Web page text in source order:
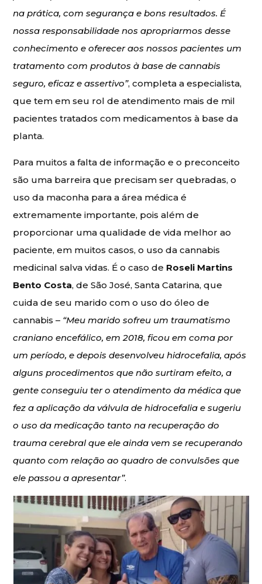
na prática, com segurança e bons resultados. É
nossa responsabilidade nos apropriarmos desse
conhecimento e oferecer aos nossos pacientes um
tratamento com produtos à base de cannabis
seguro, eficaz e assertivo”, completa a especialista,
que tem em seu rol de atendimento mais de mil
pacientes tratados com medicamentos à base da
planta.
Para muitos a falta de informação e o preconceito
são uma barreira que precisam ser quebradas, o
uso da maconha para a área médica é
extremamente importante, pois além de
proporcionar uma qualidade de vida melhor ao
paciente, em muitos casos, o uso da cannabis
medicinal salva vidas. É o caso de Roseli Martins
Bento Costa, de São José, Santa Catarina, que
cuida de seu marido com o uso do óleo de
cannabis – “Meu marido sofreu um traumatismo
craniano encefálico, em 2018, ficou em coma por
um período, e depois desenvolveu hidrocefalia, após
alguns procedimentos que não surtiram efeito, a
gente conseguiu ter o atendimento da médica que
fez a aplicação da válvula de hidrocefalia e sugeriu
o uso da medicação tanto na recuperação do
trauma cerebral que ele ainda vem se recuperando
quanto com relação ao quadro de convulsões que
ele passou a apresentar”.